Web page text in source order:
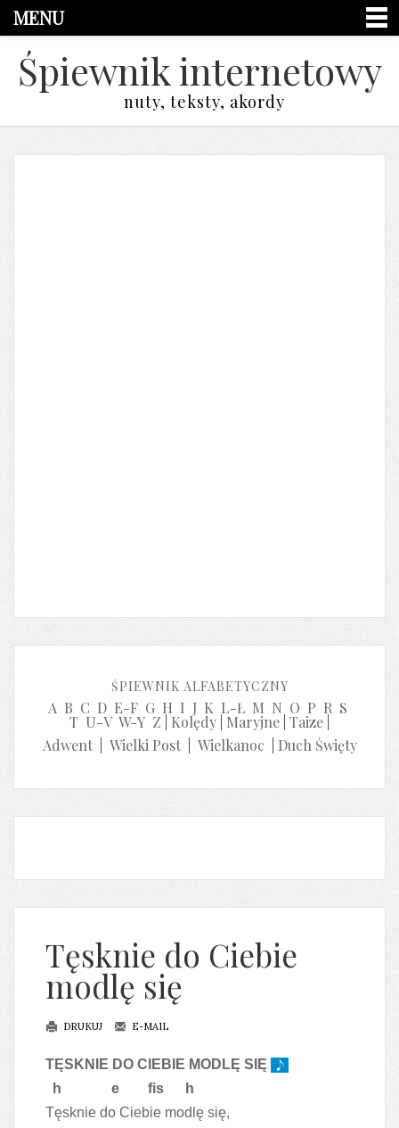
MENU
Śpiewnik internetowy
nuty, teksty, akordy
ŚPIEWNIK ALFABETYCZNY
A B C D E-F G H I J K L-Ł M N O P R S
T U-V W-Y Z Kolędy Maryjne Taize
Adwent| Wielki Post| Wielkanoc Duch Święty
Tęsknie do Ciebie
modlę się
DRUKUJ E-MAIL
TĘSKNIE DO CIEBIE MODLĘ SIĘ
h e fis h
Tęsknie do Ciebie modlę się,